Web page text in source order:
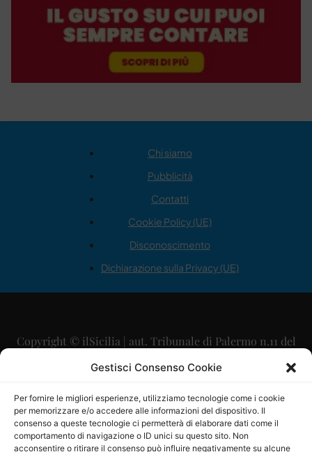
Gestisci Consenso Cookie
Per fornire le migliori esperienze, utilizziamo tecnologie come i cookie
per memorizzare e/o accedere alle informazioni del dispositivo. Il
consenso a queste tecnologie ci permetterà di elaborare dati come il
comportamento di navigazione o ID unici su questo sito. Non
acconsentire o ritirare il consenso può influire negativamente su alcune
Chi siamo
Pubblicità
Contatti
Cookie Policy (UE)
Disconoscimento
Dichiarazione sulla Privacy (UE)
Copyright © ilSicilia | aut. Tribunale di Palermo n.11 del
29/09/2015
Direttore Editoriale: Maurizio Scaglione